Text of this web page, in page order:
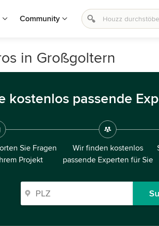
Community
in Großgoltern
kostenlos passende
Sie Fragen
Projekt
Wir finden kostenlos
passende Experten für Sie